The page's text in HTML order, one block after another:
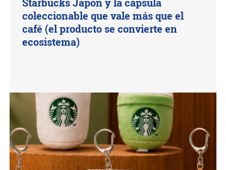
coleccionable que vale más que el
café (el producto se convierte en
ecosistema)